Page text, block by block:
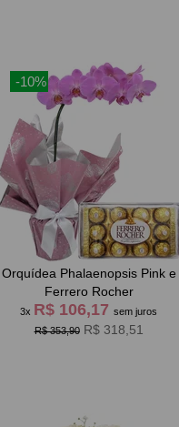
-10%
Orquídea Phalaenopsis Pink e
Ferrero Rocher
3x R$ 106,17sem juros
R$ 353,90 R$ 318,51